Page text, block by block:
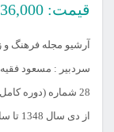
قیمت:
آرشیو مجله فرهنگ و
سردبیر : مسعود فقیه
28 شماره (دوره کامل)
از دی سال 1348 تا سال 1357